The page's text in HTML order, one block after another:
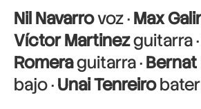
Nil Navarrovoz ·Max
Víctor Martinezguitarra ·
Romeraguitarra ·Bernat
bajo ·Unai Tenreiro